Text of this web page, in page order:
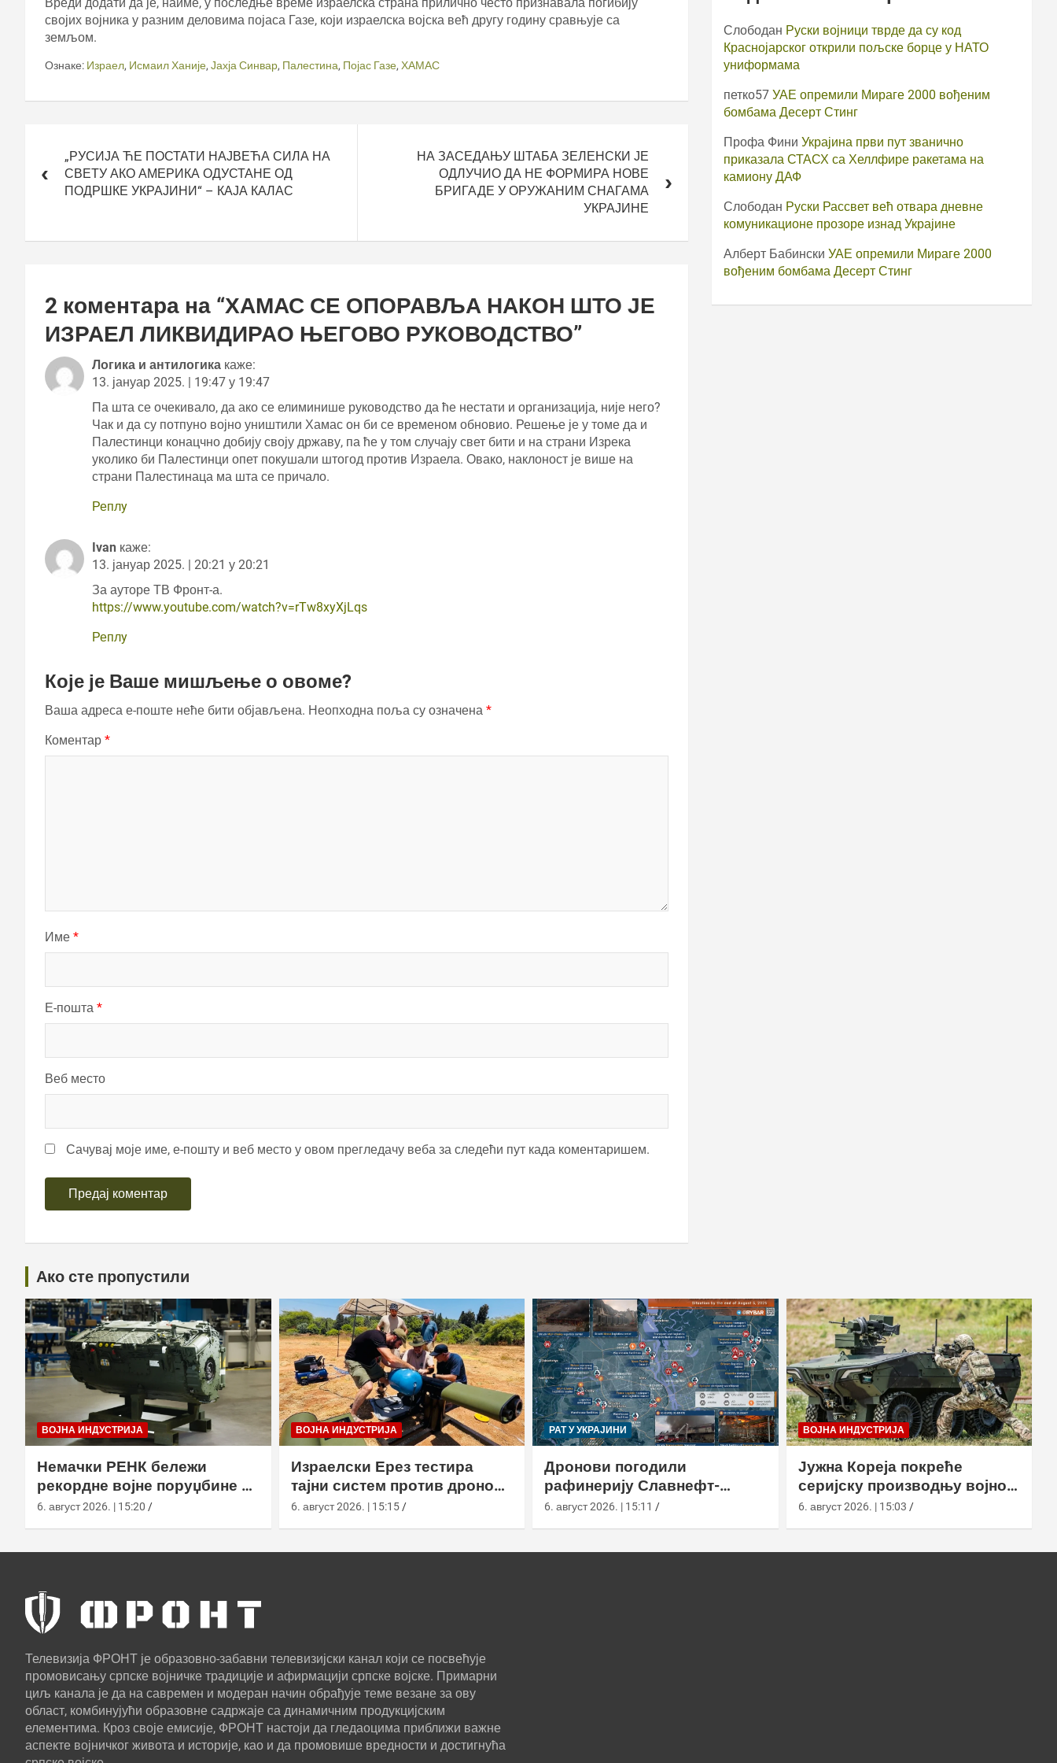
својих војника у разним деловима појаса Газе, који израелска војска већ другу годину сравњује са
земљом.
Ознаке: Израел, Исмаил Ханије, Јахја Синвар, Палестина, Појас Газе, ХАМАС
чланка„РУСИЈА ЋЕ ПОСТАТИ НАЈВЕЋА СИЛА НА
СВЕТУ АКО АМЕРИКА ОДУСТАНЕ ОД
ПОДРШКЕ УКРАЈИНИ“ – КАЈА КАЛАС
НА ЗАСЕДАЊУ ШТАБА ЗЕЛЕНСКИ ЈЕ
ОДЛУЧИО ДА НЕ ФОРМИРА НОВЕ
БРИГАДЕ У ОРУЖАНИМ СНАГАМА
УКРАЈИНЕ
2 коментара на “ХАМАС СЕ ОПОРАВЉА НАКОН ШТО ЈЕ
ИЗРАЕЛ ЛИКВИДИРАО ЊЕГОВО РУКОВОДСТВО”
Логика и антилогика каже:
13. јануар 2025. | 19:47 у 19:47
Па шта се очекивало, да ако се елиминише руководство да ће нестати и организација, није него?
Чак и да су потпуно војно уништили Хамас он би се временом обновио. Решење је у томе да и
Палестинци конацчно добију своју државу, па ће у том случају свет бити и на страни Изрека
уколико би Палестинци опет покушали штогод против Израела. Овако, наклоност је више на
страни Палестинаца ма шта се причало.
Реплy
Ivan каже:
13. јануар 2025. | 20:21 у 20:21
За ауторе ТВ Фронт-а.
https://www.youtube.com/watch?v=rTw8xyXjLqs
Реплy
Које је Ваше мишљење о овоме?
Ваша адреса е-поште неће бити објављена. Неопходна поља су означена *
Коментар *
Име *
Е-пошта *
Веб место
Сачувај моје име, е-пошту и веб место у овом прегледачу веба за следећи пут када коментаришем.
Слободан Руски војници тврде да су код
Краснојарског открили пољске борце у НАТО
униформама
петко57 УАЕ опремили Мираге 2000 вођеним
бомбама Десерт Стинг
Профа Фини Украјина први пут званично
приказала СТАСХ са Хеллфире ракетама на
камиону ДАФ
Слободан Руски Рассвет већ отвара дневне
комуникационе прозоре изнад Украјине
Алберт Бабински УАЕ опремили Мираге 2000
вођеним бомбама Десерт Стинг
Ако сте пропустили
ВОЈНА ИНДУСТРИЈА
Немачки РЕНК бележи
рекордне војне поруџбине у
2026. години
6. август 2026. | 15:20
ВОЈНА ИНДУСТРИЈА
Израелски Ерез тестира
тајни систем против дронова
са капсулом и лансером
6. август 2026. | 15:15
РАТ У УКРАЈИНИ
Дронови погодили
рафинерију Славнефт-
ЈАНОС у Јарослављу
6. август 2026. | 15:11
ВОЈНА ИНДУСТРИЈА
Јужна Кореја покреће
серијску производњу војног
робота Арион-СМЕТ
6. август 2026. | 15:03
Телевизија ФРОНТ је образовно-забавни телевизијски канал који се посвећује
промовисању српске војничке традиције и афирмацији српске војске. Примарни
циљ канала је да на савремен и модеран начин обрађује теме везане за ову
област, комбинујући образовне садржаје са динамичним продукцијским
елементима. Кроз своје емисије, ФРОНТ настоји да гледаоцима приближи важне
аспекте војничког живота и историје, као и да промовише вредности и достигнућа